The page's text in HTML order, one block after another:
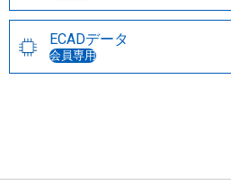
ECADデータ
会員専用